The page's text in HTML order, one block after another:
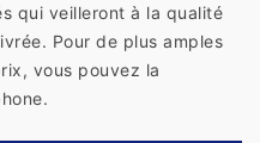
qui veilleront à la qualité
Pour de plus amples
vous pouvez la